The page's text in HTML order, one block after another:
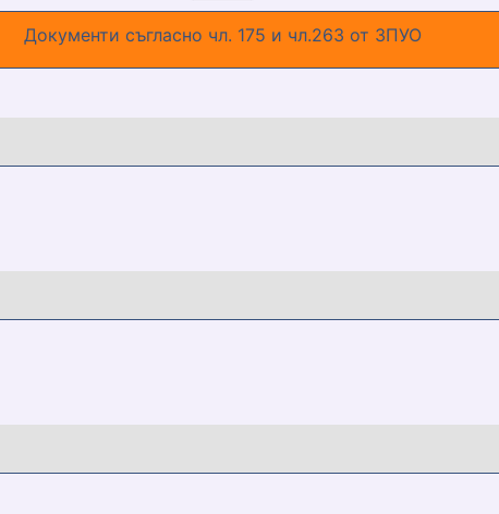
Документи съгласно чл. 175 и чл.263 от ЗПУО